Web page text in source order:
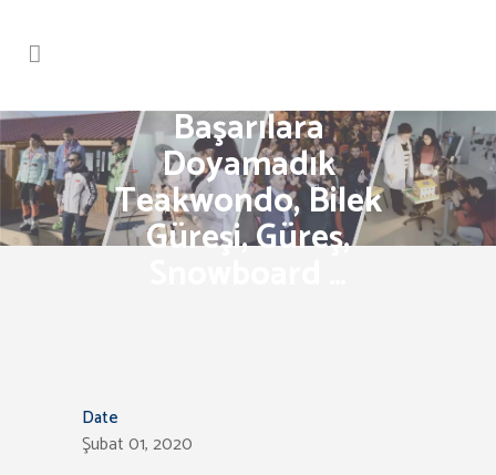
Başarılara
Doyamadık
Teakwondo, Bilek
Güreşi, Güreş,
Date
Şubat 01, 2020